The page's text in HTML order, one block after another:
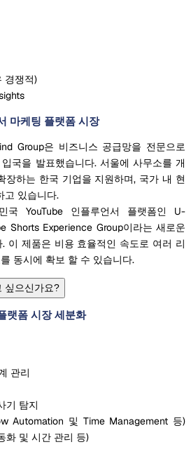
경쟁적)
마케팅 플랫폼 시장
Group은 비즈니스 공급망을 전문으로
국을 발표했습니다. 서울에 사무소를 개
장하는 한국 기업을 지원하며, 국가 내 현
고 있습니다.
국 YouTube 인플루언서 플랫폼인 U-
Shorts Experience Group이라는 새로운
이 제품은 비용 효율적인 속도로 여러 리
동시에 확보 할 수 있습니다.
싶으신가요?
랫폼 시장 세분화
관리
기 탐지
Automation 및 Time Management 등)
화 및 시간 관리 등)